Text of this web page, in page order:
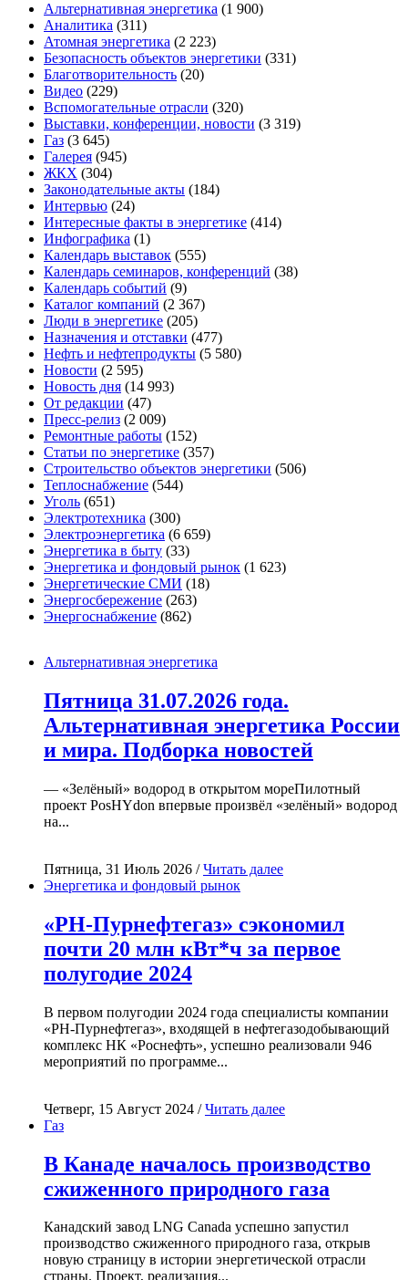
Альтернативная энергетика (1 900)
Аналитика (311)
Атомная энергетика (2 223)
Безопасность объектов энергетики (331)
Благотворительность (20)
Видео (229)
Вспомогательные отрасли (320)
Выставки, конференции, новости (3 319)
Газ (3 645)
Галерея (945)
ЖКХ (304)
Законодательные акты (184)
Интервью (24)
Интересные факты в энергетике (414)
Инфографика (1)
Календарь выставок (555)
Календарь семинаров, конференций (38)
Календарь событий (9)
Каталог компаний (2 367)
Люди в энергетике (205)
Назначения и отставки (477)
Нефть и нефтепродукты (5 580)
Новости (2 595)
Новость дня (14 993)
От редакции (47)
Пресс-релиз (2 009)
Ремонтные работы (152)
Статьи по энергетике (357)
Строительство объектов энергетики (506)
Теплоснабжение (544)
Уголь (651)
Электротехника (300)
Электроэнергетика (6 659)
Энергетика в быту (33)
Энергетика и фондовый рынок (1 623)
Энергетические СМИ (18)
Энергосбережение (263)
Энергоснабжение (862)
Альтернативная энергетика
Пятница 31.07.2026 года.
Альтернативная энергетика России
и мира. Подборка новостей
— «Зелёный» водород в открытом мореПилотный
проект PosHYdon впервые произвёл «зелёный» водород
на...
Пятница, 31 Июль 2026 /Читать далее
Энергетика и фондовый рынок
«РН-Пурнефтегаз» сэкономил
почти 20 млн кВт*ч за первое
полугодие 2024
В первом полугодии 2024 года специалисты компании
«РН-Пурнефтегаз», входящей в нефтегазодобывающий
комплекс НК «Роснефть», успешно реализовали 946
мероприятий по программе...
Четверг, 15 Август 2024 /Читать далее
Газ
В Канаде началось производство
сжиженного природного газа
Канадский завод LNG Canada успешно запустил
производство сжиженного природного газа, открыв
новую страницу в истории энергетической отрасли
страны. Проект, реализация...